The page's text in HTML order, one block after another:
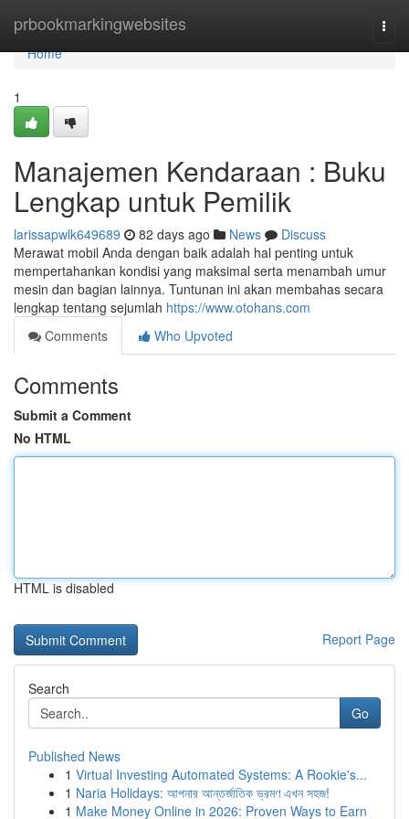
prbookmarkingwebsites
Home
Home
1
Manajemen Kendaraan : Buku
Lengkap untuk Pemilik
larissapwlk649689 82 days ago News
Discuss
Merawat mobil Anda dengan baik adalah hal penting untuk
mempertahankan kondisi yang maksimal serta menambah umur
mesin dan bagian lainnya. Tuntunan ini akan membahas secara
lengkap tentang sejumlah https://www.otohans.com
Comments
Who Upvoted
Comments
Submit a Comment
No HTML
HTML is disabled
Report Page
Search
Go
Published News
1 Virtual Investing Automated Systems: A Rookie's...
1 Naria Holidays: আপনার আন্তর্জাতিক ভ্রমণ এখন সহজ!
1 Make Money Online in 2026: Proven Ways to Earn